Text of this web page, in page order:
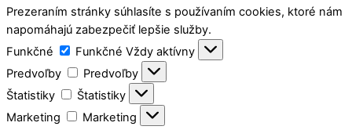
Prezeraním stránky súhlasíte s používaním cookies, ktoré nám
napomáhajú zabezpečiť lepšie služby.
Funkčné
Funkčné Vždy aktívny
Predvoľby
Predvoľby
Štatistiky
Štatistiky
Marketing
Marketing